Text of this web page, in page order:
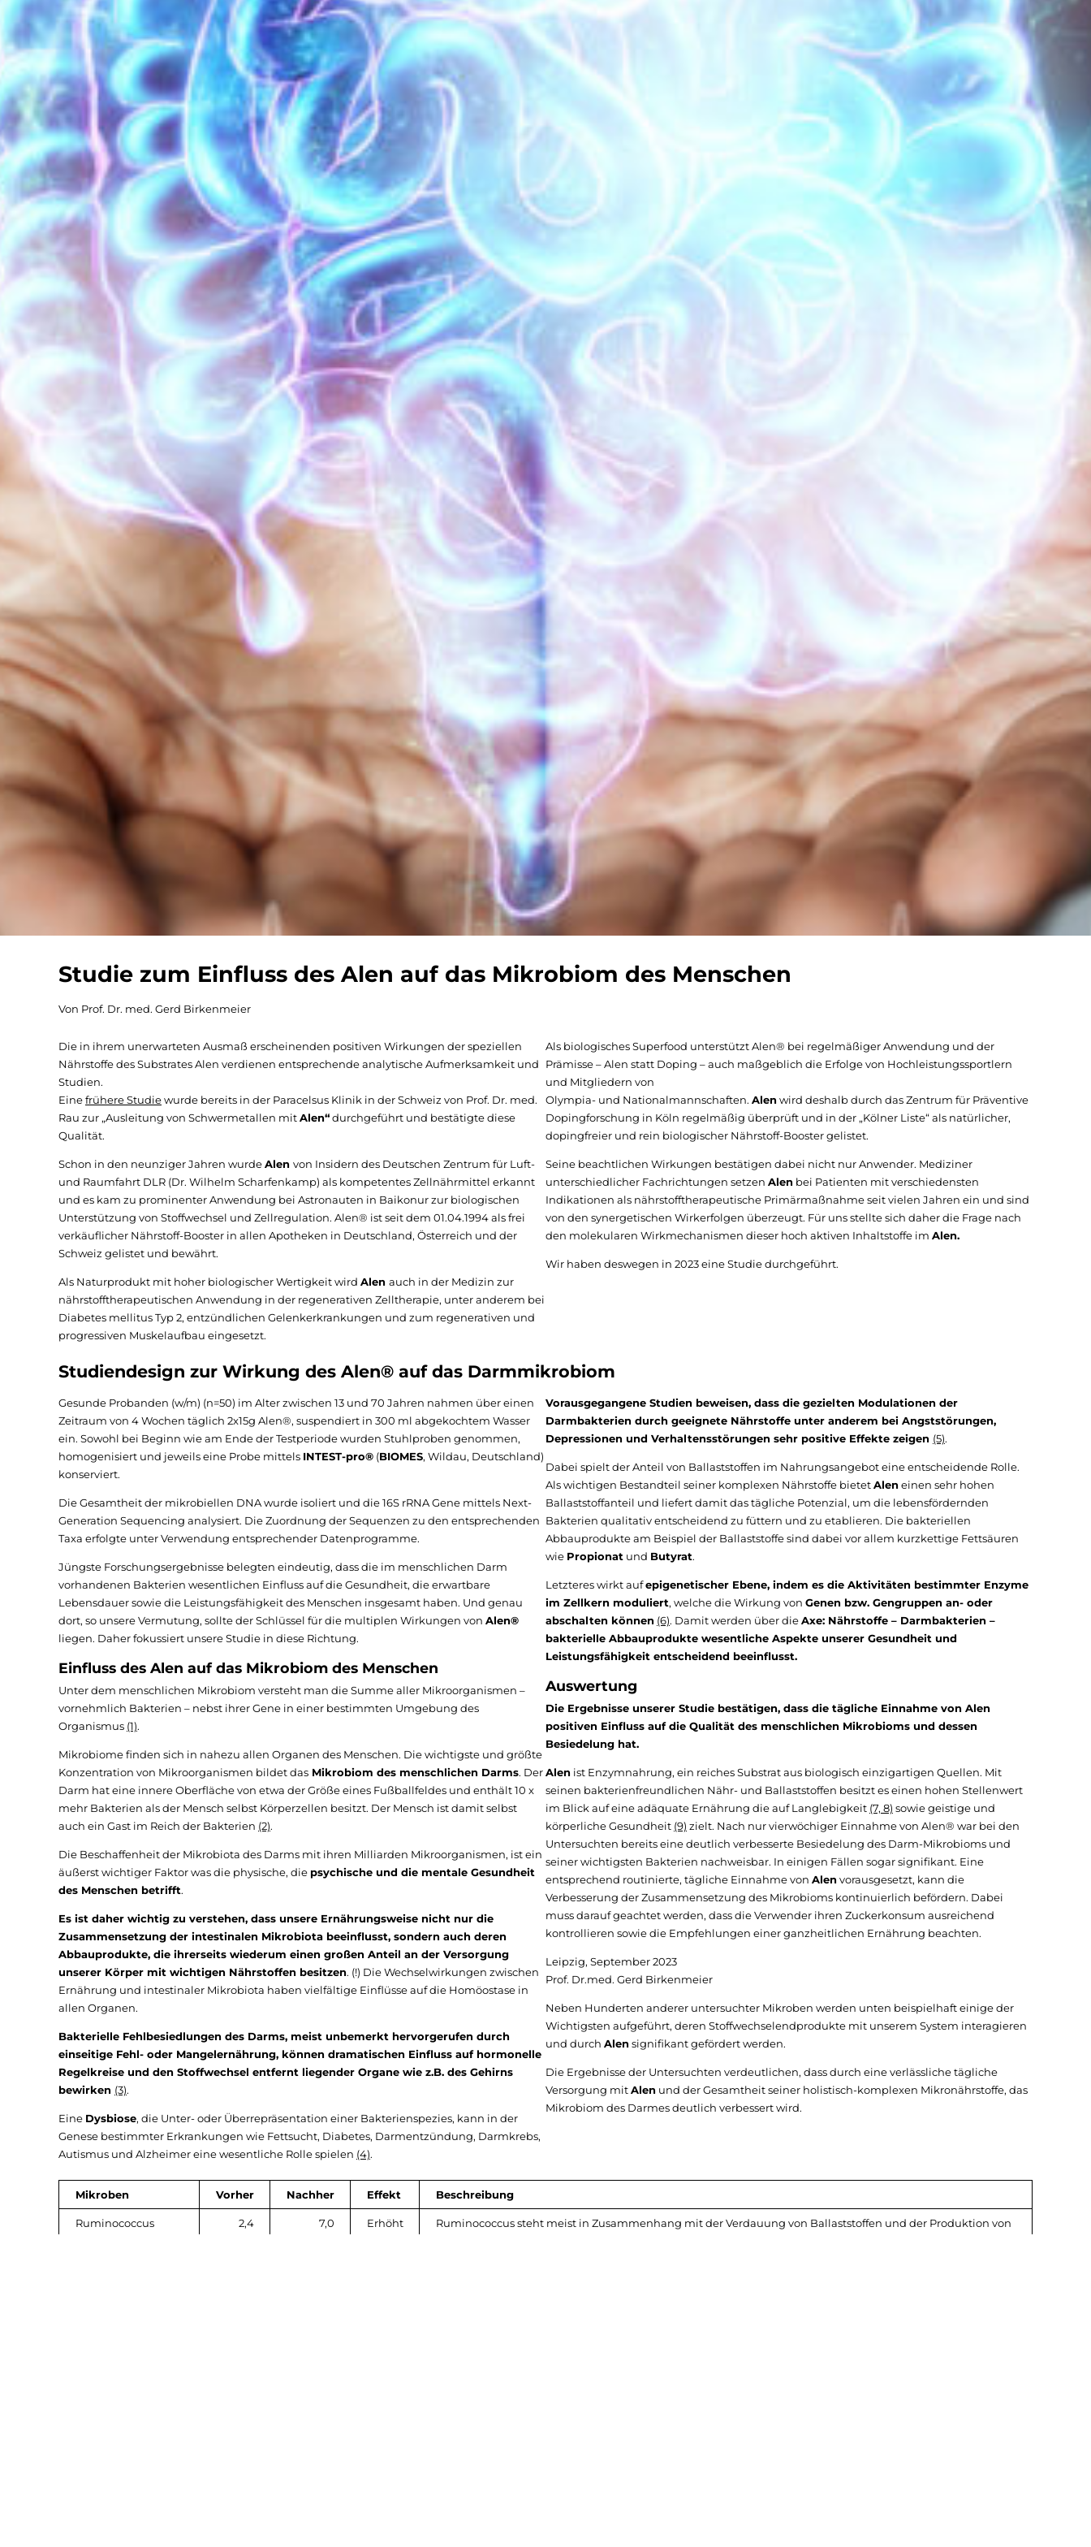
Studie zum Einfluss des Alen auf das Mikrobiom des Menschen
Von Prof. Dr. med. Gerd Birkenmeier
Die in ihrem unerwarteten Ausmaß erscheinenden positiven Wirkungen der speziellen
Nährstoffe des Substrates Alen verdienen entsprechende analytische Aufmerksamkeit und
Studien.
Einefrühere Studiewurde bereits in der Paracelsus Klinik in der Schweiz von Prof. Dr. med.
Rau zur „Ausleitung von Schwermetallen mitAlen“durchgeführt und bestätigte diese
Qualität.
Schon in den neunziger Jahren wurdeAlen von Insidern des Deutschen Zentrum für Luft-
und Raumfahrt DLR (Dr. Wilhelm Scharfenkamp) als kompetentes Zellnährmittel erkannt
und es kam zu prominenter Anwendung bei Astronauten in Baikonur zur biologischen
Unterstützung von Stoffwechsel und Zellregulation. Alen® ist seit dem 01.04.1994 als frei
verkäuflicher Nährstoff-Booster in allen Apotheken in Deutschland, Österreich und der
Schweiz gelistet und bewährt.
Als Naturprodukt mit hoher biologischer Wertigkeit wird Alen auch in der Medizin zur
nährstofftherapeutischen Anwendung in der regenerativen Zelltherapie, unter anderem bei
Diabetes mellitus Typ 2, entzündlichen Gelenkerkrankungen und zum regenerativen und
progressiven Muskelaufbau eingesetzt.
Als biologisches Superfood unterstützt Alen® bei regelmäßiger Anwendung und der
Prämisse – Alen statt Doping – auch maßgeblich die Erfolge von Hochleistungssportlern
und Mitgliedern von
Olympia- und Nationalmannschaften. Alenwird deshalb durch das Zentrum für Präventive
Dopingforschung in Köln regelmäßig überprüft und in der „Kölner Liste“ als natürlicher,
dopingfreier und rein biologischer Nährstoff-Booster gelistet.
Seine beachtlichen Wirkungen bestätigen dabei nicht nur Anwender. Mediziner
unterschiedlicher Fachrichtungen setzen Alen bei Patienten mit verschiedensten
Indikationen als nährstofftherapeutische Primärmaßnahme seit vielen Jahren ein und sind
von den synergetischen Wirkerfolgen überzeugt. Für uns stellte sich daher die Frage nach
den molekularen Wirkmechanismen dieser hoch aktiven Inhaltstoffe im Alen.
Wir haben deswegen in 2023 eine Studie durchgeführt.
Studiendesign zur Wirkung des Alen® auf das Darmmikrobiom
Gesunde Probanden (w/m) (n=50) im Alter zwischen 13 und 70 Jahren nahmen über einen
Zeitraum von 4 Wochen täglich 2x15g Alen®, suspendiert in 300 ml abgekochtem Wasser
ein. Sowohl bei Beginn wie am Ende der Testperiode wurden Stuhlproben genommen,
homogenisiert und jeweils eine Probe mittels INTEST-pro® (BIOMES, Wildau, Deutschland)
konserviert.
Die Gesamtheit der mikrobiellen DNA wurde isoliert und die 16S rRNA Gene mittels Next-
Generation Sequencing analysiert. Die Zuordnung der Sequenzen zu den entsprechenden
Taxa erfolgte unter Verwendung entsprechender Datenprogramme.
Jüngste Forschungsergebnisse belegten eindeutig, dass die im menschlichen Darm
vorhandenen Bakterien wesentlichen Einfluss auf die Gesundheit, die erwartbare
Lebensdauer sowie die Leistungsfähigkeit des Menschen insgesamt haben. Und genau
dort, so unsere Vermutung, sollte der Schlüssel für die multiplen Wirkungen von Alen®
liegen. Daher fokussiert unsere Studie in diese Richtung.
Einfluss des Alen auf das Mikrobiom des Menschen
Unter dem menschlichen Mikrobiom versteht man die Summe aller Mikroorganismen –
vornehmlich Bakterien – nebst ihrer Gene in einer bestimmten Umgebung des
Organismus (1).
Mikrobiome finden sich in nahezu allen Organen des Menschen. Die wichtigste und größte
Konzentration von Mikroorganismen bildet das Mikrobiom des menschlichen Darms. Der
Darm hat eine innere Oberfläche von etwa der Größe eines Fußballfeldes und enthält 10 x
mehr Bakterien als der Mensch selbst Körperzellen besitzt. Der Mensch ist damit selbst
auch ein Gast im Reich der Bakterien (2).
Die Beschaffenheit der Mikrobiota des Darms mit ihren Milliarden Mikroorganismen, ist ein
äußerst wichtiger Faktor was die physische, die psychische und die mentale Gesundheit
des Menschen betrifft.
Es ist daher wichtig zu verstehen, dass unsere Ernährungsweise nicht nur die
Zusammensetzung der intestinalen Mikrobiota beeinflusst, sondern auch deren
Abbauprodukte, die ihrerseits wiederum einen großen Anteil an der Versorgung
unserer Körper mit wichtigen Nährstoffen besitzen. (!) Die Wechselwirkungen zwischen
Ernährung und intestinaler Mikrobiota haben vielfältige Einflüsse auf die Homöostase in
allen Organen.
Bakterielle Fehlbesiedlungen des Darms, meist unbemerkt hervorgerufen durch
einseitige Fehl- oder Mangelernährung, können dramatischen Einfluss auf hormonelle
Regelkreise und den Stoffwechsel entfernt liegender Organe wie z.B. des Gehirns
bewirken (3).
Eine Dysbiose, die Unter- oder Überrepräsentation einer Bakterienspezies, kann in der
Genese bestimmter Erkrankungen wie Fettsucht, Diabetes, Darmentzündung, Darmkrebs,
Autismus und Alzheimer eine wesentliche Rolle spielen (4).
Vorausgegangene Studien beweisen, dass die gezielten Modulationen der
Darmbakterien durch geeignete Nährstoffe unter anderem bei Angststörungen,
Depressionen und Verhaltensstörungen sehr positive Effekte zeigen (5).
Dabei spielt der Anteil von Ballaststoffen im Nahrungsangebot eine entscheidende Rolle.
Als wichtigen Bestandteil seiner komplexen Nährstoffe bietetAleneinen sehr hohen
Ballaststoffanteil und liefert damit das tägliche Potenzial, um die lebensfördernden
Bakterien qualitativ entscheidend zu füttern und zu etablieren. Die bakteriellen
Abbauprodukte am Beispiel der Ballaststoffe sind dabei vor allem kurzkettige Fettsäuren
wie Propionat und Butyrat.
Letzteres wirkt aufepigenetischer Ebene, indem es die Aktivitäten bestimmter Enzyme
im Zellkern moduliert, welche die Wirkung von Genen bzw. Gengruppen an- oder
abschalten können (6). Damit werden über dieAxe: Nährstoffe – Darmbakterien –
bakterielle Abbauprodukte wesentliche Aspekte unserer Gesundheit und
Leistungsfähigkeit entscheidend beeinflusst.
Auswertung
Die Ergebnisse unserer Studie bestätigen, dass die tägliche Einnahme von Alen
positiven Einfluss auf die Qualität des menschlichen Mikrobioms und dessen
Besiedelung hat.
Alen ist Enzymnahrung, ein reiches Substrat aus biologisch einzigartigen Quellen. Mit
seinen bakterienfreundlichen Nähr- und Ballaststoffen besitzt es einen hohen Stellenwert
im Blick auf eine adäquate Ernährung die auf Langlebigkeit (7, 8) sowie geistige und
körperliche Gesundheit (9) zielt. Nach nur vierwöchiger Einnahme von Alen® war bei den
Untersuchten bereits eine deutlich verbesserte Besiedelung des Darm-Mikrobioms und
seiner wichtigsten Bakterien nachweisbar. In einigen Fällen sogar signifikant. Eine
entsprechend routinierte, tägliche Einnahme von Alenvorausgesetzt, kann die
Verbesserung der Zusammensetzung des Mikrobioms kontinuierlich befördern. Dabei
muss darauf geachtet werden, dass die Verwender ihren Zuckerkonsum ausreichend
kontrollieren sowie die Empfehlungen einer ganzheitlichen Ernährung beachten.
Leipzig, September 2023
Prof. Dr.med. Gerd Birkenmeier
Neben Hunderten anderer untersuchter Mikroben werden unten beispielhaft einige der
Wichtigsten aufgeführt, deren Stoffwechselendprodukte mit unserem System interagieren
und durch Alensignifikant gefördert werden.
Die Ergebnisse der Untersuchten verdeutlichen, dass durch eine verlässliche tägliche
Versorgung mitAlen und der Gesamtheit seiner holistisch-komplexen Mikronährstoffe, das
Mikrobiom des Darmes deutlich verbessert wird.
Mikroben Vorher Nachher Effekt Beschreibung
Ruminococcus 2,4 7,0 Erhöht
Ruminococcus steht meist in Zusammenhang mit der Verdauung von Ballaststoffen und der Produktion von